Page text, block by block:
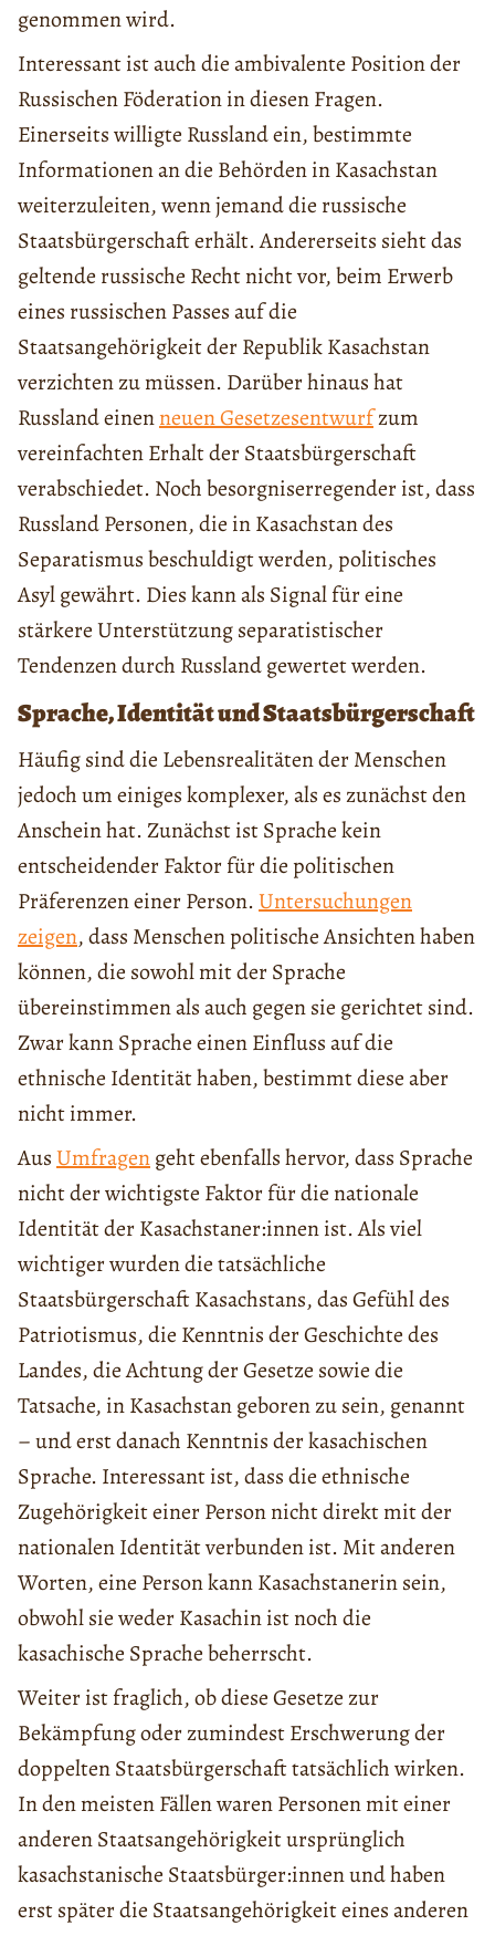
genommen wird.
Interessant ist auch die ambivalente Position der
Russischen Föderation in diesen Fragen.
Einerseits willigte Russland ein, bestimmte
Informationen an die Behörden in Kasachstan
weiterzuleiten, wenn jemand die russische
Staatsbürgerschaft erhält. Andererseits sieht das
geltende russische Recht nicht vor, beim Erwerb
eines russischen Passes auf die
Staatsangehörigkeit der Republik Kasachstan
verzichten zu müssen. Darüber hinaus hat
Russland einenneuen Gesetzesentwurfzum
vereinfachten Erhalt der Staatsbürgerschaft
verabschiedet. Noch besorgniserregender ist, dass
Russland Personen, die in Kasachstan des
Separatismus beschuldigt werden, politisches
Asyl gewährt. Dies kann als Signal für eine
stärkere Unterstützung separatistischer
Tendenzen durch Russland gewertet werden.
Sprache, Identität und Staatsbürgerschaft
Häufig sind die Lebensrealitäten der Menschen
jedoch um einiges komplexer, als es zunächst den
Anschein hat. Zunächst ist Sprache kein
entscheidender Faktor für die politischen
Präferenzen einer Person.Untersuchungen
zeigen, dass Menschen politische Ansichten haben
können, die sowohl mit der Sprache
übereinstimmen als auch gegen sie gerichtet sind.
Zwar kann Sprache einen Einfluss auf die
ethnische Identität haben, bestimmt diese aber
nicht immer.
AusUmfragengeht ebenfalls hervor, dass Sprache
nicht der wichtigste Faktor für die nationale
Identität der Kasachstaner:innen ist. Als viel
wichtiger wurden die tatsächliche
Staatsbürgerschaft Kasachstans, das Gefühl des
Patriotismus, die Kenntnis der Geschichte des
Landes, die Achtung der Gesetze sowie die
Tatsache, in Kasachstan geboren zu sein, genannt
– und erst danach Kenntnis der kasachischen
Sprache. Interessant ist, dass die ethnische
Zugehörigkeit einer Person nicht direkt mit der
nationalen Identität verbunden ist. Mit anderen
Worten, eine Person kann Kasachstanerin sein,
obwohl sie weder Kasachin ist noch die
kasachische Sprache beherrscht.
Weiter ist fraglich, ob diese Gesetze zur
Bekämpfung oder zumindest Erschwerung der
doppelten Staatsbürgerschaft tatsächlich wirken.
In den meisten Fällen waren Personen mit einer
anderen Staatsangehörigkeit ursprünglich
kasachstanische Staatsbürger:innen und haben
erst später die Staatsangehörigkeit eines anderen